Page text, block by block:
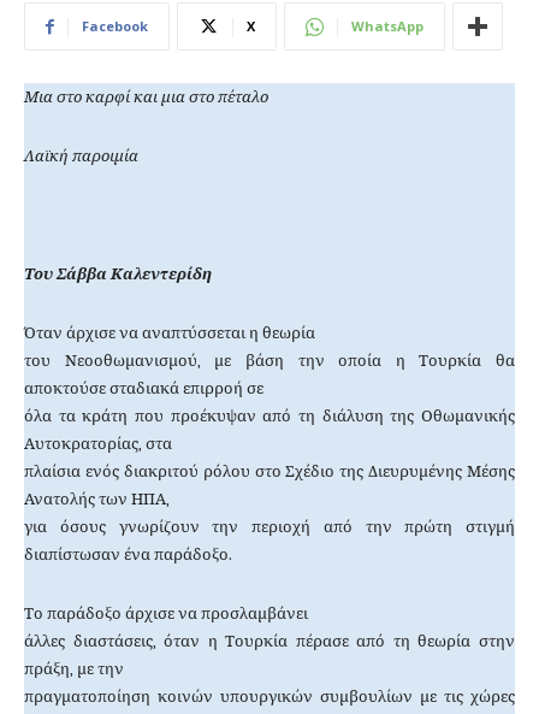
Facebook X WhatsApp
Μια στο καρφί και μια στο πέταλο
Λαϊκή παροιμία
Του Σάββα Καλεντερίδη
Όταν άρχισε να αναπτύσσεται η θεωρία
του Νεοοθωμανισμού, με βάση την οποία η Τουρκία θα
αποκτούσε σταδιακά επιρροή σε
όλα τα κράτη που προέκυψαν από τη διάλυση της Οθωμανικής
Αυτοκρατορίας, στα
πλαίσια ενός διακριτού ρόλου στο Σχέδιο της Διευρυμένης Μέσης
Ανατολής των ΗΠΑ,
για όσους γνωρίζουν την περιοχή από την πρώτη στιγμή
διαπίστωσαν ένα παράδοξο.
Το παράδοξο άρχισε να προσλαμβάνει
άλλες διαστάσεις, όταν η Τουρκία πέρασε από τη θεωρία στην
πράξη, με την
πραγματοποίηση κοινών υπουργικών συμβουλίων με τις χώρες